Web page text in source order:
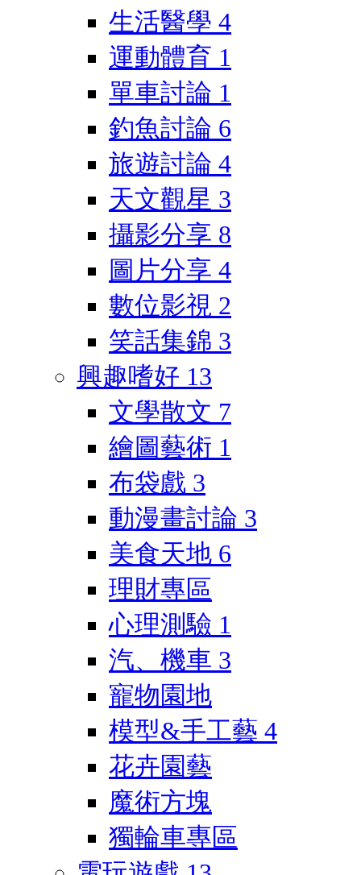
生活醫學 4
運動體育 1
單車討論 1
釣魚討論 6
旅遊討論 4
天文觀星 3
攝影分享 8
圖片分享 4
數位影視 2
笑話集錦 3
興趣嗜好 13
文學散文 7
繪圖藝術 1
布袋戲 3
動漫畫討論 3
美食天地 6
理財專區
心理測驗 1
汽、機車 3
寵物園地
模型&手工藝 4
花卉園藝
魔術方塊
獨輪車專區